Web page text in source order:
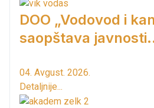
DOO „Vodovod i
saopštava
04. Avgust. 2026.
Detaljnije...